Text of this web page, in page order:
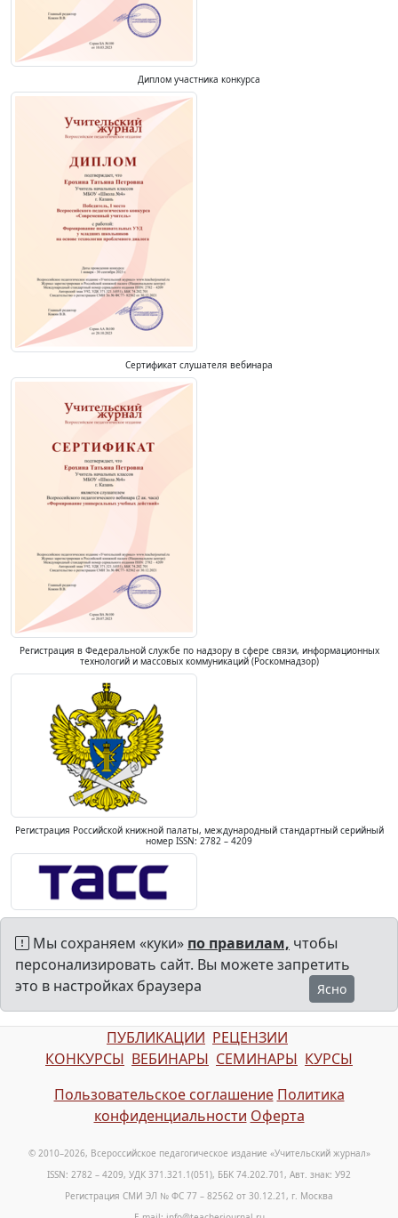
Диплом участника конкурса
Сертификат слушателя вебинара
Регистрация в Федеральной службе по надзору в сфере связи, информационных
технологий и массовых коммуникаций (Роскомнадзор)
Регистрация Российской книжной палаты, международный стандартный серийный
номер ISSN: 2782 – 4209
Мы сохраняем «куки» по правилам, чтобы
персонализировать сайт. Вы можете запретить
это в настройках браузера
Ясно
ПУБЛИКАЦИИ РЕЦЕНЗИИ
КОНКУРСЫ ВЕБИНАРЫ СЕМИНАРЫ КУРСЫ
Пользовательское соглашение Политика
конфиденциальности Оферта
© 2010–2026, Всероссийское педагогическое издание «Учительский журнал»
ISSN: 2782 – 4209, УДК 371.321.1(051), ББК 74.202.701, Авт. знак: У92
Регистрация СМИ ЭЛ № ФС 77 – 82562 от 30.12.21, г. Москва